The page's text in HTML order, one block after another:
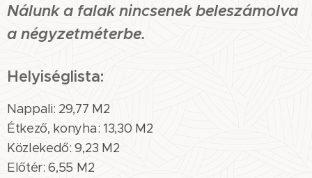
Nálunk a falak nincsenek beleszámolva
a négyzetméterbe.
Helyiséglista:
Nappali: 29,77 M2
Étkező, konyha: 13,30 M2
Közlekedő: 9,23 M2
Előtér: 6,55 M2